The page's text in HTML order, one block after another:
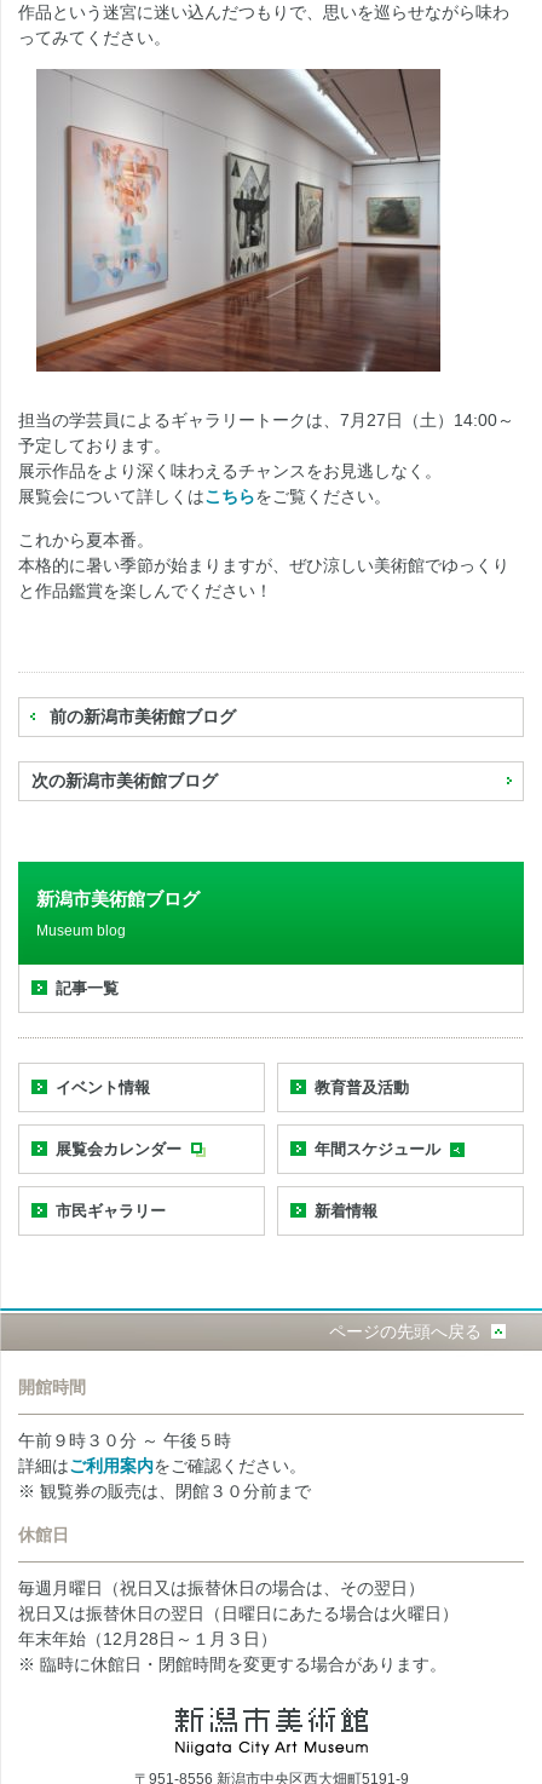
作品という迷宮に迷い込んだつもりで、思いを巡らせながら味わ
ってみてください。
担当の学芸員によるギャラリートークは、7月27日（土）14:00～
予定しております。
展示作品をより深く味わえるチャンスをお見逃しなく。
展覧会について詳しくはこちらをご覧ください。
これから夏本番。
本格的に暑い季節が始まりますが、ぜひ涼しい美術館でゆっくり
と作品鑑賞を楽しんでください！
前の新潟市美術館ブログ
次の新潟市美術館ブログ
新潟市美術館ブログ
Museum blog
記事一覧
イベント情報 教育普及活動
展覧会カレンダー 年間スケジュール
市民ギャラリー 新着情報
ページの先頭へ戻る
開館時間
午前９時３０分 ～ 午後５時
詳細はご利用案内をご確認ください。
※ 観覧券の販売は、閉館３０分前まで
休館日
毎週月曜日（祝日又は振替休日の場合は、その翌日）
祝日又は振替休日の翌日（日曜日にあたる場合は火曜日）
年末年始（12月28日～１月３日）
※ 臨時に休館日・閉館時間を変更する場合があります。
〒951-8556 新潟市中央区西大畑町5191-9